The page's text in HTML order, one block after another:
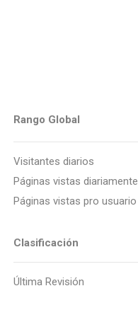
Rango Global
Visitantes diarios
Páginas vistas diariamente
Páginas vistas pro usuario
Clasificación
Última Revisión